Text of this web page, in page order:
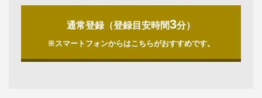
通常登録（登録目安時間3分）
※スマートフォンからはこちらがおすすめです。